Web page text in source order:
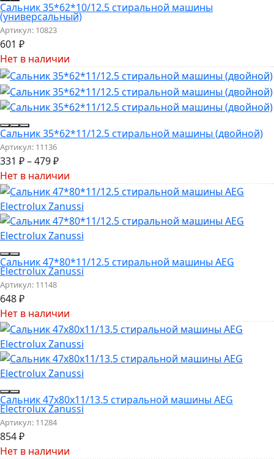
Сальник 35*62*10/12.5 стиральной машины
(универсальный)
Артикул: 10823
601 ₽
Нет в наличии
Сальник 35*62*11/12.5 стиральной машины (двойной)
Артикул: 11136
331 ₽–479₽
Нет в наличии
Сальник 47*80*11/12.5 стиральной машины AEG
Electrolux Zanussi
Артикул: 11148
648₽
Нет в наличии
Сальник 47x80x11/13.5 стиральной машины AEG
Electrolux Zanussi
Артикул: 11284
854₽
Нет в наличии